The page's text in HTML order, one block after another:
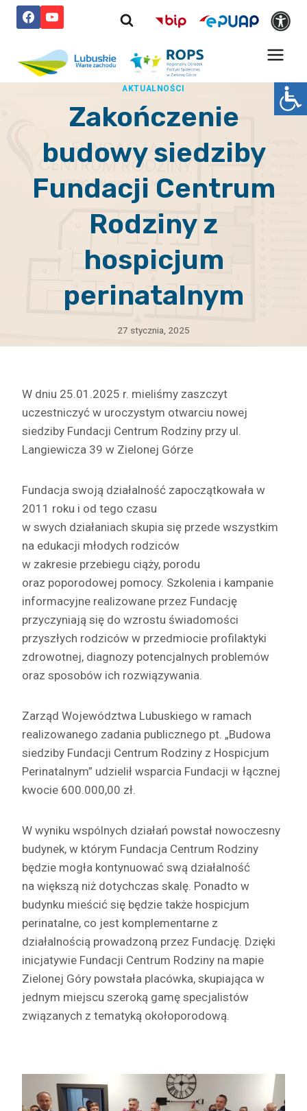
Przejdź
AKTUALNOŚCI
Zakończenie
budowy siedziby
Fundacji Centrum
Rodziny z
hospicjum
perinatalnym
27 stycznia, 2025
W dniu 25.01.2025 r. mieliśmy zaszczyt
uczestniczyć w uroczystym otwarciu nowej
siedziby Fundacji Centrum Rodziny przy ul.
Langiewicza 39 w Zielonej Górze
Fundacja swoją działalność zapoczątkowała w
2011 roku i od tego czasu
w swych działaniach skupia się przede wszystkim
na edukacji młodych rodziców
w zakresie przebiegu ciąży, porodu
oraz poporodowej pomocy. Szkolenia i kampanie
informacyjne realizowane przez Fundację
przyczyniają się do wzrostu świadomości
przyszłych rodziców w przedmiocie profilaktyki
zdrowotnej, diagnozy potencjalnych problemów
oraz sposobów ich rozwiązywania.
Zarząd Województwa Lubuskiego w ramach
realizowanego zadania publicznego pt. „Budowa
siedziby Fundacji Centrum Rodziny z Hospicjum
Perinatalnym” udzielił wsparcia Fundacji w łącznej
kwocie 600.000,00 zł.
W wyniku wspólnych działań powstał nowoczesny
budynek, w którym Fundacja Centrum Rodziny
będzie mogła kontynuować swą działalność
na większą niż dotychczas skalę. Ponadto w
budynku mieścić się będzie także hospicjum
perinatalne, co jest komplementarne z
działalnością prowadzoną przez Fundację. Dzięki
inicjatywie Fundacji Centrum Rodziny na mapie
Zielonej Góry powstała placówka, skupiająca w
jednym miejscu szeroką gamę specjalistów
związanych z tematyką okołoporodową.